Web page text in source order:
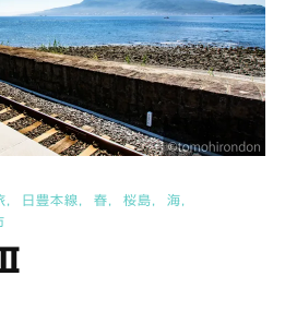
日豊本線 春 桜島
海